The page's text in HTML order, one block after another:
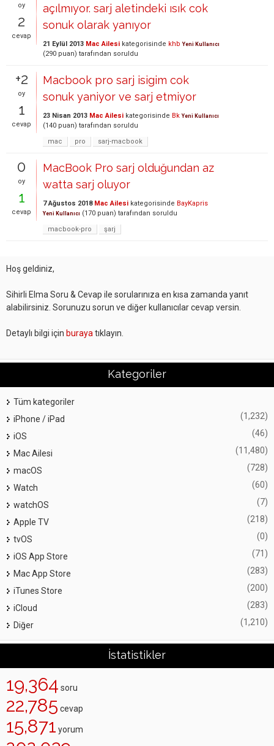
oy
2
cevap
açılmıyor. sarj aletindeki ısık cok
sonuk olarak yanıyor
21 Eylül 2013 Mac Ailesi kategorisinde khb Yeni Kullanıcı
(290 puan) tarafından soruldu
+2
oy
1
cevap
Macbook pro sarj isigim cok
sonuk yaniyor ve sarj etmiyor
23 Nisan 2013 Mac Ailesi kategorisinde Bk Yeni Kullanıcı
(140 puan) tarafından soruldu
mac
pro sarj-macbook
0
oy
1
cevap
MacBook Pro sarj olduğundan az
watta sarj oluyor
7 Ağustos 2018 Mac Ailesi kategorisinde BayKapris
Yeni Kullanıcı (170 puan) tarafından soruldu
macbook-pro
şarj
Hoş geldiniz,
Sihirli Elma Soru & Cevap ile sorularınıza en kısa zamanda yanıt
alabilirsiniz. Sorunuzu sorun ve diğer kullanıcılar cevap versin.
Detaylı bilgi için buraya tıklayın.
Kategoriler
Tüm kategoriler
iPhone / iPad
(1,232)
iOS (46)
Mac Ailesi (11,480)
macOS (728)
Watch (60)
watchOS (7)
Apple TV (218)
tvOS (0)
iOS App Store (71)
Mac App Store (283)
iTunes Store (200)
iCloud (283)
Diğer (1,210)
İstatistikler
19,364 soru
22,785 cevap
15,871 yorum